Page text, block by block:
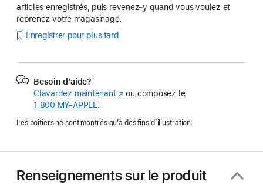
articles enregistrés, puis revenez-y quand vous voulez et
reprenez votre magasinage.
Enregistrer pour plus tard
Besoin d’aide?
Clavardez maintenant(s’ouvre
nouvelle
ou composez le
1 800 MY‑APPLE.
Les boîtiers ne sont montrés qu’à des fins d’illustration.
Renseignements sur le produit